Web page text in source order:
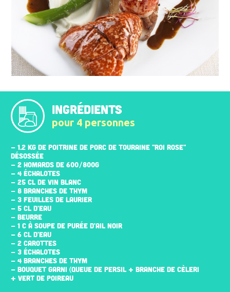
INGRÉDIENTS
pour 4 personnes
- 1.2 KG DE POITRINE DE PORC DE TOURAINE "ROI ROSE"
DÉSOSSÉE
- 2 HOMARDS DE 600/800G
- 4 ÉCHALOTES
- 25 CL DE VIN BLANC
- 8 BRANCHES DE THYM
- 3 FEUILLES DE LAURIER
- 5 CL D'EAU
- BEURRE
- 1 C À SOUPE DE PURÉE D'AIL NOIR
- 6 CL D'EAU
- 2 CAROTTES
- 3 ÉCHALOTES
- 4 BRANCHES DE THYM
- BOUQUET GARNI (QUEUE DE PERSIL + BRANCHE DE CÈLERI
+ VERT DE POIREAU